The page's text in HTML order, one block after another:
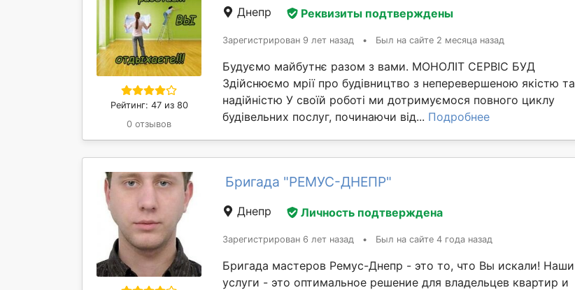
Рейтинг: 47 из 80
0 отзывов
Днепр Реквизиты подтверждены
Зарегистрирован 9 лет назад • Был на сайте 2 месяца назад
Будуємо майбутнє разом з вами. МОНОЛІТ СЕРВІС БУД
Здійснюємо мрії про будівництво з неперевершеною якістю та
надійністю У своїй роботі ми дотримуємося повного циклу
будівельних послуг, починаючи від... Подробнее
Бригада "РЕМУС-ДНЕПР"
Днепр Личность подтверждена
Зарегистрирован 6 лет назад • Был на сайте 4 года назад
Бригада мастеров Ремус-Днепр - это то, что Вы искали! Наши
услуги - это оптимальное решение для владельцев квартир и